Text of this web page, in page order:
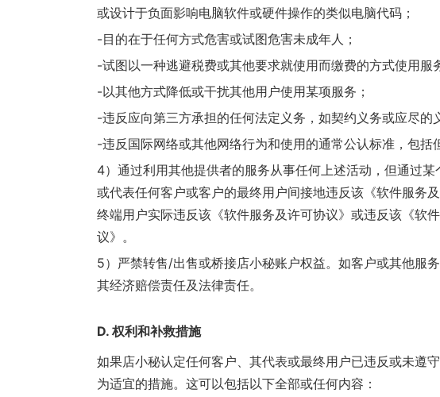
或设计于负面影响电脑软件或硬件操作的类似电脑代码；
-目的在于任何方式危害或试图危害未成年人；
-试图以一种逃避税费或其他要求就使用而缴费的方式使用服
-以其他方式降低或干扰其他用户使用某项服务；
-违反应向第三方承担的任何法定义务，如契约义务或应尽的
-违反国际网络或其他网络行为和使用的通常公认标准，包括
4）通过利用其他提供者的服务从事任何上述活动，但通过
或代表任何客户或客户的最终用户间接地违反该《软件服务
终端用户实际违反该《软件服务及许可协议》或违反该《软
议》。
5）严禁转售/出售或桥接店小秘账户权益。如客户或其他服
其经济赔偿责任及法律责任。
D. 权利和补救措施
如果店小秘认定任何客户、其代表或最终用户已违反或未遵
为适宜的措施。这可以包括以下全部或任何内容：